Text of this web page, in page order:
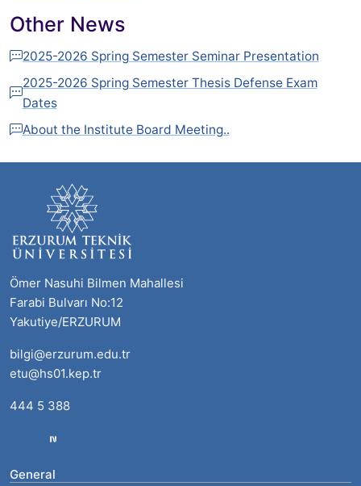
Other News
2025-2026 Spring Semester Seminar Presentation
2025-2026 Spring Semester Thesis Defense Exam
Dates
About the Institute Board Meeting..
Ömer Nasuhi Bilmen Mahallesi
Farabi Bulvarı No:12
Yakutiye/ERZURUM
bilgi@erzurum.edu.tr
etu@hs01.kep.tr
444 5 388
General